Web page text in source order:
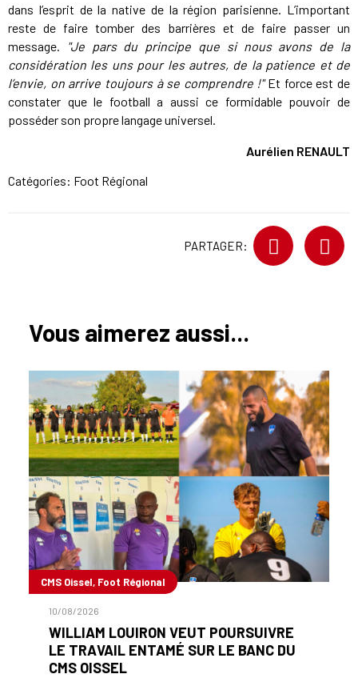
dans l’esprit de la native de la région parisienne. L’important
reste de faire tomber des barrières et de faire passer un
message.
"Je pars du principe que si nous avons de la
considération les uns pour les autres, de la patience et de
l’envie, on arrive toujours à se comprendre !"Et force est de
constater que le football a aussi ce formidable pouvoir de
posséder son propre langage universel.
Aurélien RENAULT
Catégories: Foot Régional
PARTAGER:
Vous aimerez aussi...
CMS Oissel, Foot Régional
10/08/2026
WILLIAM LOUIRON VEUT POURSUIVRE
LE TRAVAIL ENTAMÉ SUR LE BANC DU
CMS OISSEL